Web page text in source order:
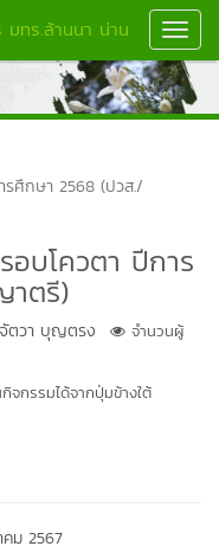
มทร.ล้านนา น่าน
รศึกษา 2568 (ปวส./
อบโควตา ปีการ
ตรี)
จัตวา บุญตรง
จำนวนผู้
จกรรมได้จากปุ่มข้างใต้
คม 2567